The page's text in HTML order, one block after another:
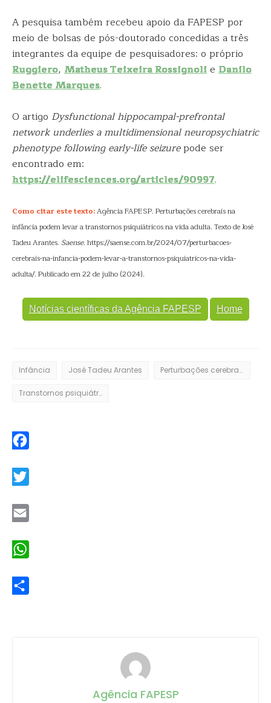
A pesquisa também recebeu apoio da FAPESP por
meio de bolsas de pós-doutorado concedidas a três
integrantes da equipe de pesquisadores: o próprio
Ruggiero, Matheus Teixeira Rossignolie Danilo
Benette Marques.
O artigo Dysfunctional hippocampal-prefrontal
network underlies a multidimensional neuropsychiatric
phenotype following early-life seizurepode ser
encontrado em:
https://elifesciences.org/articles/90997.
Como citar este texto:Agência FAPESP. Perturbações cerebrais na
infância podem levar a transtornos psiquiátricos na vida adulta. Texto de José
Tadeu Arantes. Saense. https://saense.com.br/2024/07/perturbacoes-
cerebrais-na-infancia-podem-levar-a-transtornos-psiquiatricos-na-vida-
adulta/. Publicado em 22 de julho (2024).
Notícias científicas da Agência FAPESP Home
Infância José Tadeu Arantes Perturbações cerebrais
Transtornos psiquiátricos
Agência FAPESP